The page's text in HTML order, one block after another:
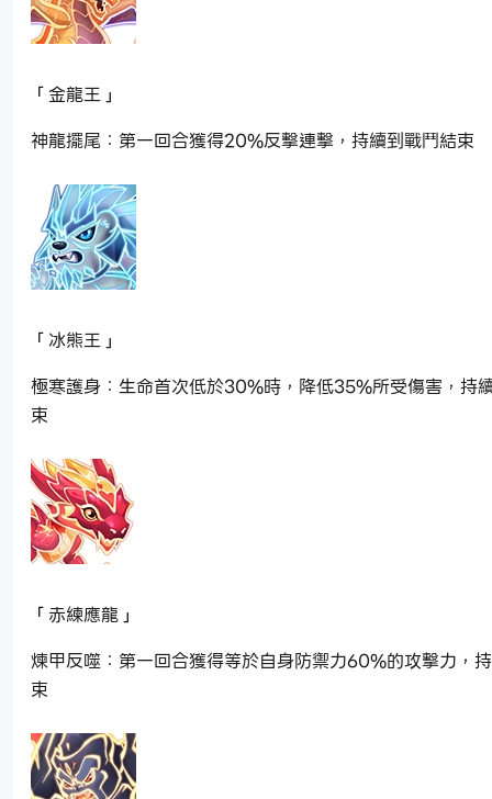
「金龍王」
神龍擺尾：第一回合獲得20%反擊連擊，持續到戰鬥結束
「冰熊王」
極寒護身：生命首次低於30%時，降低35%所受傷害，持
束
「赤練應龍」
煉甲反噬：第一回合獲得等於自身防禦力60%的攻擊力，
束